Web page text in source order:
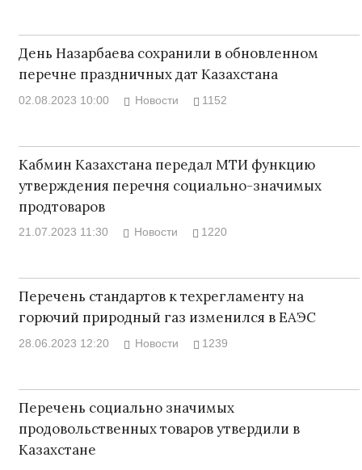
День Назарбаева сохранили в обновленном
перечне праздничных дат Казахстана
02.08.2023 10:00 Новости 1152
Кабмин Казахстана передал МТИ функцию
утверждения перечня социально-значимых
продтоваров
21.07.2023 11:30 Новости 1220
Перечень стандартов к техрегламенту на
горючий природный газ изменился в ЕАЭС
28.06.2023 12:20 Новости 1239
Перечень социально значимых
продовольственных товаров утвердили в
Казахстане